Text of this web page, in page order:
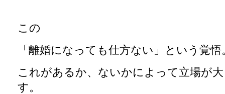
この
「離婚になっても仕方ない」という覚悟
これがあるか、ないかによって立場が
す。